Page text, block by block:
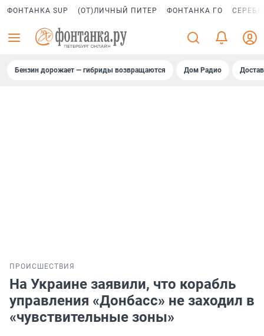
ФОНТАНКА SUP (ОТ)ЛИЧНЫЙ ПИТЕР ФОНТАНКА ГО
Бензин дорожает — гибриды возвращаются Дом Радио
ПРОИСШЕСТВИЯ
На Украине заявили, что корабль
управления «Донбасс» не заходил в
«чувствительные зоны»